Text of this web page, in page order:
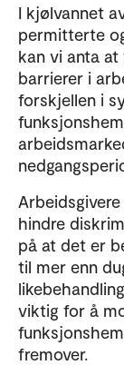
I kjølvannet
permitterte
kan vi anta
barrierer i
forskjellen i
hindre
på at det er
til mer enn
viktig for å
fremover.